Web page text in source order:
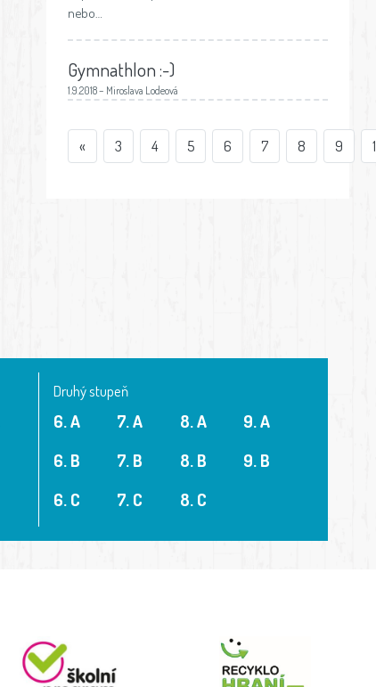
nebo…
Gymnathlon :-)
1.9.2018 – Miroslava Lodeová
« 3 4 5 6 7 8 9
Druhý stupeň
6. A
6. B
6. C
7. A
7. B
7. C
8. A
8. B
8. C
9. A
9. B